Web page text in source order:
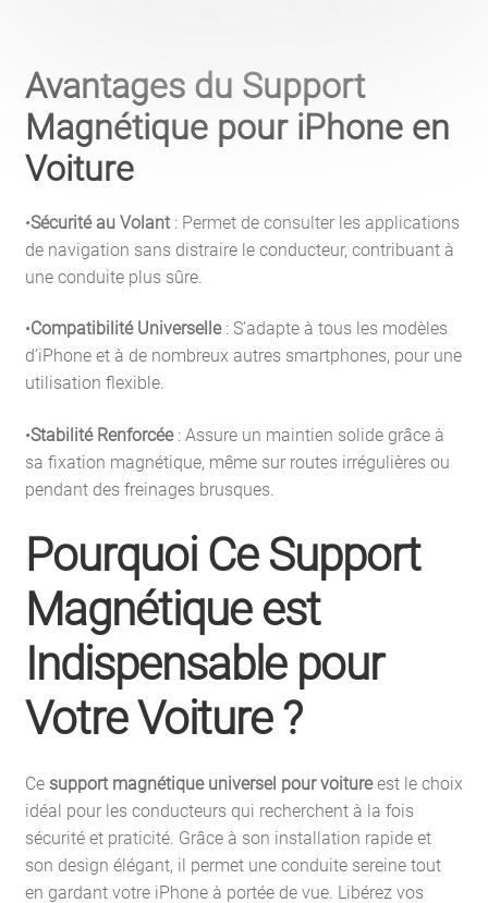
Avantages du Support
Magnétique pour iPhone en
Voiture
•Sécurité au Volant: Permet de consulter les applications
de navigation sans distraire le conducteur, contribuant à
une conduite plus sûre.
•Compatibilité Universelle: S’adapte à tous les modèles
d’iPhone et à de nombreux autres smartphones, pour une
utilisation flexible.
•Stabilité Renforcée: Assure un maintien solide grâce à
sa fixation magnétique, même sur routes irrégulières ou
pendant des freinages brusques.
Pourquoi Ce Support
Magnétique est
Indispensable pour
Votre Voiture ?
Ce support magnétique universel pour voitureest le choix
idéal pour les conducteurs qui recherchent à la fois
sécurité et praticité. Grâce à son installation rapide et
son design élégant, il permet une conduite sereine tout
en gardant votre iPhone à portée de vue. Libérez vos